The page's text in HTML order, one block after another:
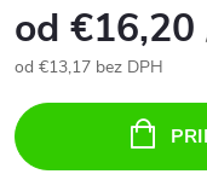
od €16,20
od €13,17 bez DPH
cena: